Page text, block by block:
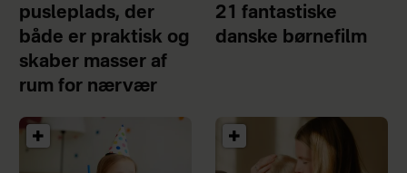
pusleplads, der
både er praktisk og
skaber masser af
rum for nærvær
21 fantastiske
danske børnefilm